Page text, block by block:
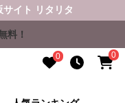
イト リタリタ
料！
0 0